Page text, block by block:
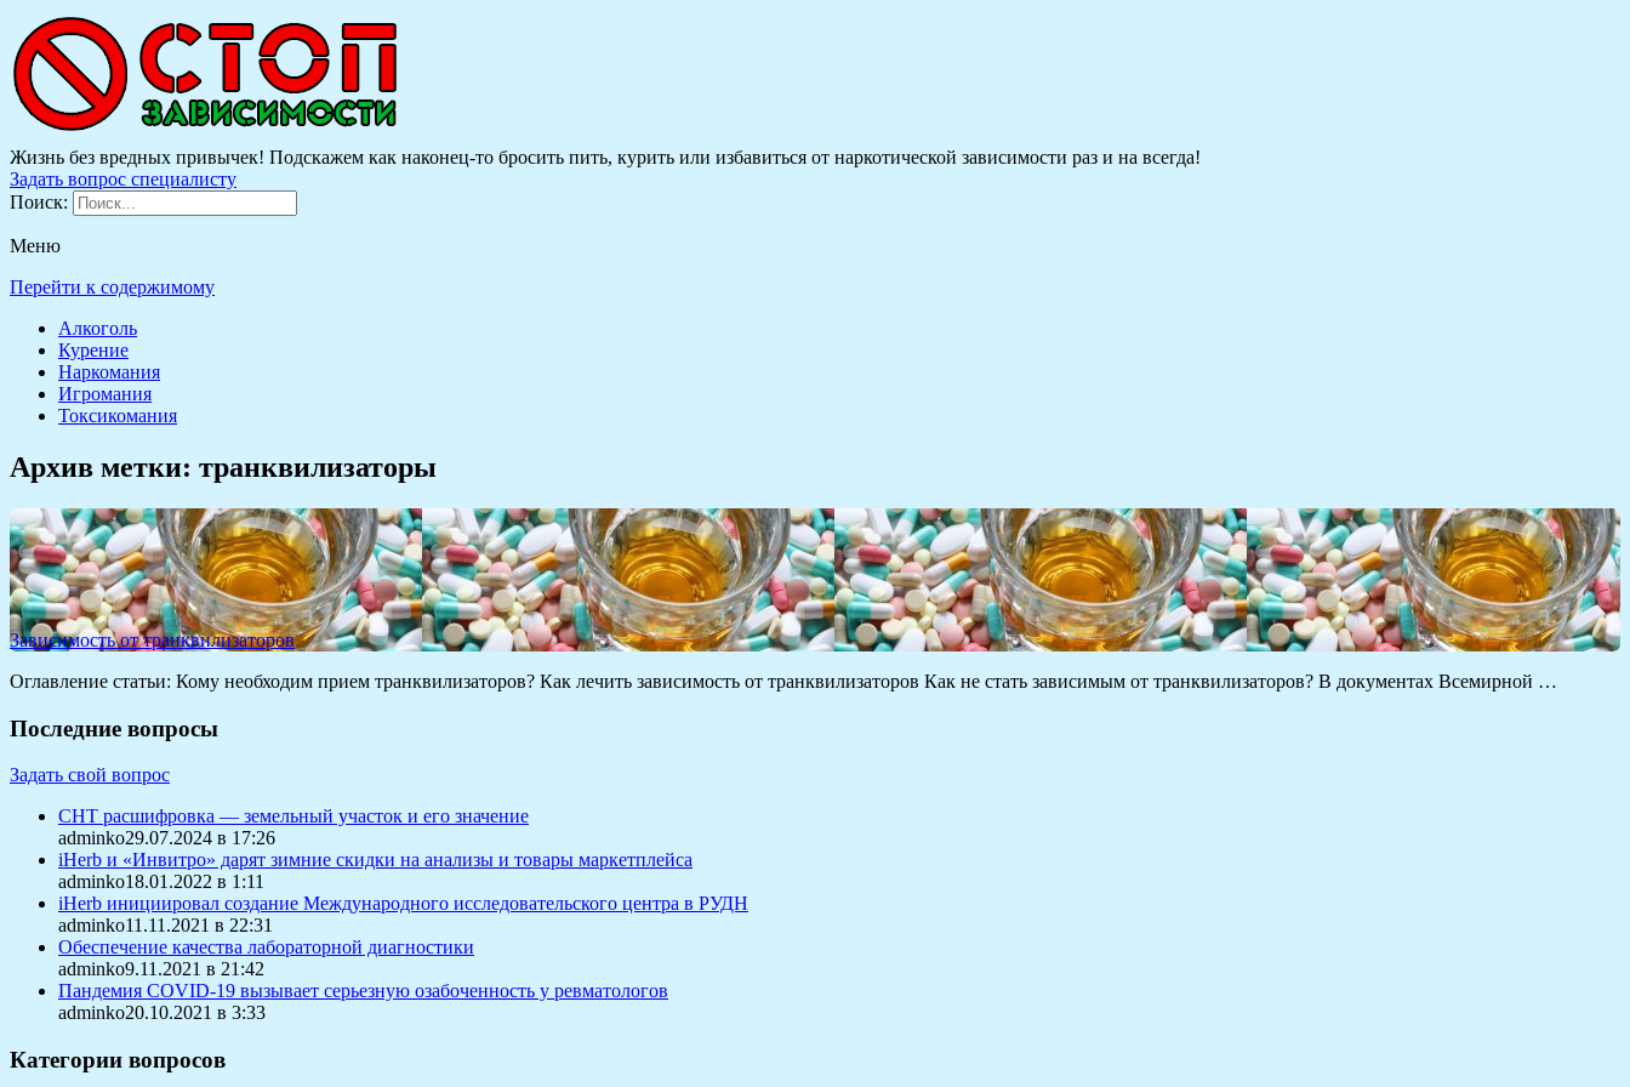
Жизнь без вредных привычек! Подскажем как наконец-то бросить пить, курить или избавиться от наркотической зависимости раз и на всегда!
Задать вопрос специалисту
Поиск:
Меню
Перейти к содержимому
Алкоголь
Курение
Наркомания
Игромания
Токсикомания
Архив метки: транквилизаторы
Зависимость от транквилизаторов
Оглавление статьи: Кому необходим прием транквилизаторов? Как лечить зависимость от транквилизаторов Как не стать зависимым от транквилизаторов? В документах Всемирной …
Последние вопросы
Задать свой вопрос
СНТ расшифровка — земельный участок и его значение
adminko29.07.2024 в 17:26
iHerb и «Инвитро» дарят зимние скидки на анализы и товары маркетплейса
adminko18.01.2022 в 1:11
iHerb инициировал создание Международного исследовательского центра в РУДН
adminko11.11.2021 в 22:31
Обеспечение качества лабораторной диагностики
adminko9.11.2021 в 21:42
Пандемия COVID-19 вызывает серьезную озабоченность у ревматологов
adminko20.10.2021 в 3:33
Категории вопросов